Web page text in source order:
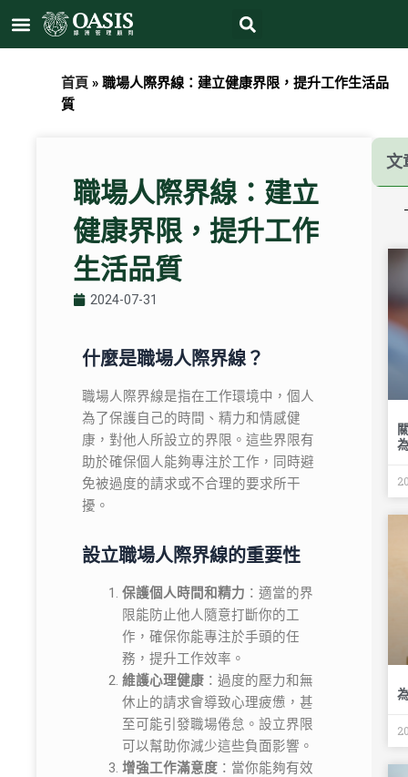
至
主
Menu Search
首頁 » 職場人際界線：建立健康界限，提升工作生活品
質
職場人際界線：建立
健康界限，提升工作
生活品質
2024-07-31
什麼是職場人際界線？
職場人際界線是指在工作環境中，個人
為了保護自己的時間、精力和情感健
康，對他人所設立的界限。這些界限有
助於確保個人能夠專注於工作，同時避
免被過度的請求或不合理的要求所干
擾。
設立職場人際界線的重要性
保護個人時間和精力 ：適當的界
限能防止他人隨意打斷你的工
作，確保你能專注於手頭的任
務，提升工作效率。
維護心理健康 ：過度的壓力和無
休止的請求會導致心理疲憊，甚
至可能引發職場倦怠。設立界限
可以幫助你減少這些負面影響。
增強工作滿意度 ：當你能夠有效
文